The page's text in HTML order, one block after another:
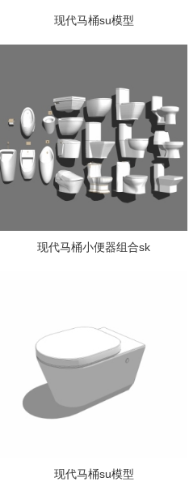
现代马桶su模型
现代马桶小便器组合sk
现代马桶su模型